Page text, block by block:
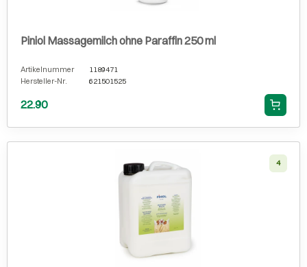
Piniol Massagemilch ohne Paraffin 250 ml
Artikelnummer
1189471
Hersteller-Nr.
621501525
22.90
4